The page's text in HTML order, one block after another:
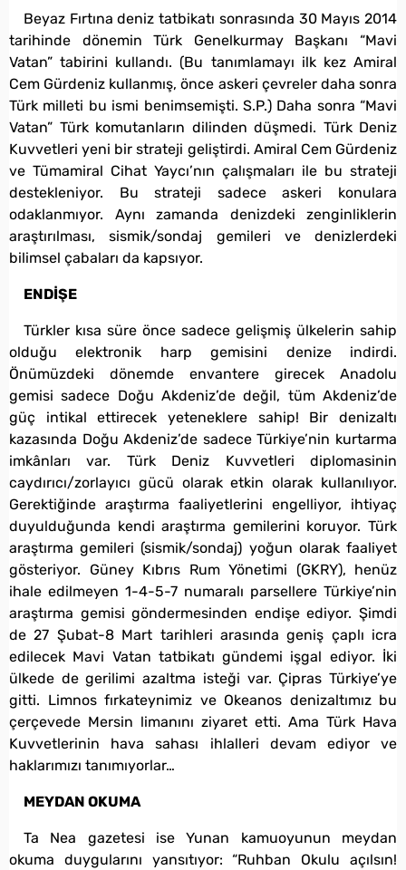
Beyaz Fırtına deniz tatbikatı sonrasında 30 Mayıs 2014
tarihinde dönemin Türk Genelkurmay Başkanı “Mavi
Vatan” tabirini kullandı. (Bu tanımlamayı ilk kez Amiral
Cem Gürdeniz kullanmış, önce askeri çevreler daha sonra
Türk milleti bu ismi benimsemişti. S.P.) Daha sonra “Mavi
Vatan” Türk komutanların dilinden düşmedi. Türk Deniz
Kuvvetleri yeni bir strateji geliştirdi. Amiral Cem Gürdeniz
ve Tümamiral Cihat Yaycı’nın çalışmaları ile bu strateji
destekleniyor. Bu strateji sadece askeri konulara
odaklanmıyor. Aynı zamanda denizdeki zenginliklerin
araştırılması, sismik/sondaj gemileri ve denizlerdeki
bilimsel çabaları da kapsıyor.
ENDİŞE
Türkler kısa süre önce sadece gelişmiş ülkelerin sahip
olduğu elektronik harp gemisini denize indirdi.
Önümüzdeki dönemde envantere girecek Anadolu
gemisi sadece Doğu Akdeniz’de değil, tüm Akdeniz’de
güç intikal ettirecek yeteneklere sahip! Bir denizaltı
kazasında Doğu Akdeniz’de sadece Türkiye’nin kurtarma
imkânları var. Türk Deniz Kuvvetleri diplomasinin
caydırıcı/zorlayıcı gücü olarak etkin olarak kullanılıyor.
Gerektiğinde araştırma faaliyetlerini engelliyor, ihtiyaç
duyulduğunda kendi araştırma gemilerini koruyor. Türk
araştırma gemileri (sismik/sondaj) yoğun olarak faaliyet
gösteriyor. Güney Kıbrıs Rum Yönetimi (GKRY), henüz
ihale edilmeyen 1-4-5-7 numaralı parsellere Türkiye’nin
araştırma gemisi göndermesinden endişe ediyor. Şimdi
de 27 Şubat-8 Mart tarihleri arasında geniş çaplı icra
edilecek Mavi Vatan tatbikatı gündemi işgal ediyor. İki
ülkede de gerilimi azaltma isteği var. Çipras Türkiye’ye
gitti. Limnos fırkateynimiz ve Okeanos denizaltımız bu
çerçevede Mersin limanını ziyaret etti. Ama Türk Hava
Kuvvetlerinin hava sahası ihlalleri devam ediyor ve
haklarımızı tanımıyorlar…
MEYDAN OKUMA
Ta Nea gazetesi ise Yunan kamuoyunun meydan
okuma duygularını yansıtıyor: “Ruhban Okulu açılsın!